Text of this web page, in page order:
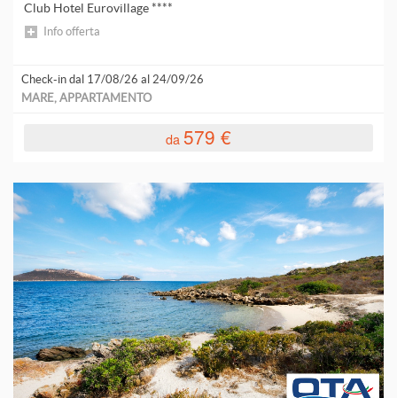
Club Hotel Eurovillage ****
Info offerta
Check-in dal 17/08/26 al 24/09/26
MARE, APPARTAMENTO
da 579 €